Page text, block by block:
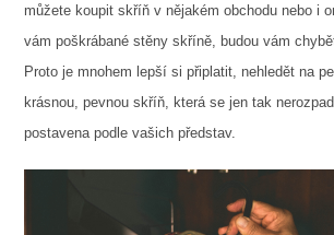
můžete koupit skříň v nějakém obchodu nebo i
vám poškrábané stěny skříně, budou vám
Proto je mnohem lepší si připlatit, nehledět na
krásnou, pevnou skříň, která se jen tak
postavena podle vašich představ.